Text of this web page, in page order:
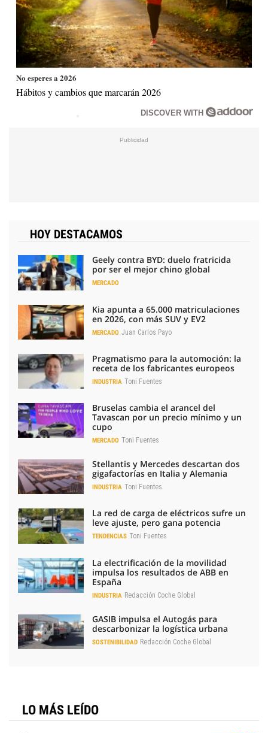
No esperes a 2026
Hábitos y cambios que marcarán 2026
DISCOVER WITH
HOY DESTACAMOS
Geely contra BYD: duelo fratricida
por ser el mejor chino global
MERCADO
Kia apunta a 65.000 matriculaciones
en 2026, con más SUV y EV2
MERCADO Juan Carlos Payo
Pragmatismo para la automoción: la
receta de los fabricantes europeos
INDUSTRIA Toni Fuentes
Bruselas cambia el arancel del
Tavascan por un precio mínimo y un
cupo
MERCADO Toni Fuentes
Stellantis y Mercedes descartan dos
gigafactorías en Italia y Alemania
INDUSTRIA Toni Fuentes
La red de carga de eléctricos sufre un
leve ajuste, pero gana potencia
TENDENCIAS Toni Fuentes
La electrificación de la movilidad
impulsa los resultados de ABB en
España
INDUSTRIA Redacción Coche Global
GASIB impulsa el Autogás para
descarbonizar la logística urbana
SOSTENIBILIDAD Redacción Coche Global
LO MÁS LEÍDO